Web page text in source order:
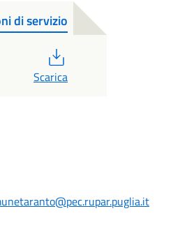
di servizio
Scarica